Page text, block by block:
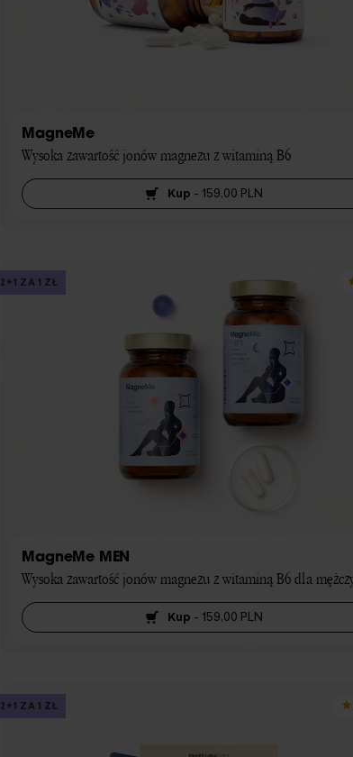
MagneMe
Wysoka zawartość jonów magnezu z witaminą B6
Kup - 159,00 PLN
2+1 ZA 1 ZŁ
MagneMe MEN
Wysoka zawartość jonów magnezu z witaminą B6 dla
Kup - 159,00 PLN
2+1 ZA 1 ZŁ